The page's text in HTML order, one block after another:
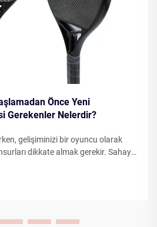
Önce Yeni
Gerekenler Nelerdir?
gelişiminizi bir oyuncu olarak
dikkate almak gerekir. Sahaya